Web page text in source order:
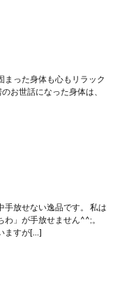
まった身体も心もリラック
お世話になった身体は、
手放せない逸品です。 私は
」が手放せません^^;。
ますが[…]